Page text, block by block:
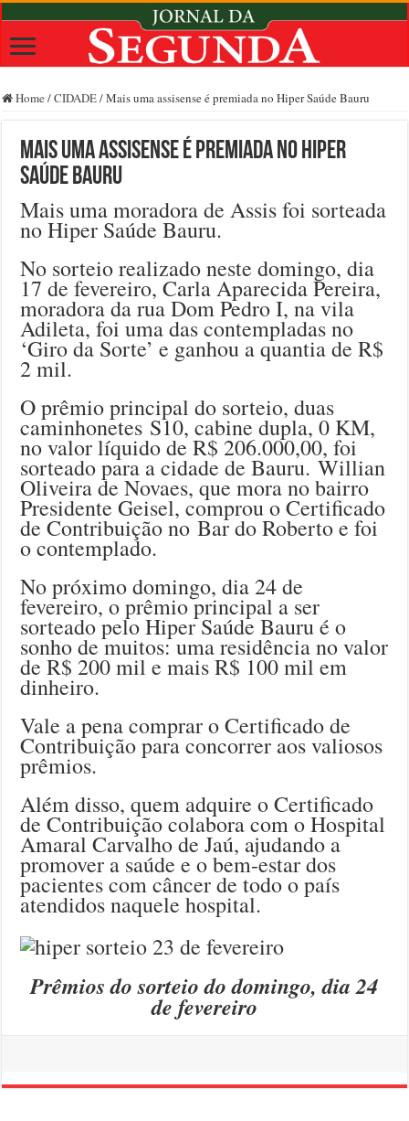
Home /CIDADE/Mais uma assisense é premiada no Hiper Saúde Bauru
Mais uma assisense é premiada no Hiper
Saúde Bauru
Mais uma moradora de Assis foi sorteada
no Hiper Saúde Bauru.
No sorteio realizado neste domingo, dia
17 de fevereiro, Carla Aparecida Pereira,
moradora da rua Dom Pedro I, na vila
Adileta, foi uma das contempladas no
‘Giro da Sorte’ e ganhou a quantia de R$
2 mil.
O prêmio principal do sorteio, duas
caminhonetes S10, cabine dupla, 0 KM,
no valor líquido de R$ 206.000,00, foi
sorteado para a cidade de Bauru. Willian
Oliveira de Novaes, que mora no bairro
Presidente Geisel, comprou o Certificado
de Contribuição no Bar do Roberto e foi
o contemplado.
No próximo domingo, dia 24 de
fevereiro, o prêmio principal a ser
sorteado pelo Hiper Saúde Bauru é o
sonho de muitos: uma residência no valor
de R$ 200 mil e mais R$ 100 mil em
dinheiro.
Vale a pena comprar o Certificado de
Contribuição para concorrer aos valiosos
prêmios.
Além disso, quem adquire o Certificado
de Contribuição colabora com o Hospital
Amaral Carvalho de Jaú, ajudando a
promover a saúde e o bem-estar dos
pacientes com câncer de todo o país
atendidos naquele hospital.
Prêmios do sorteio do domingo, dia 24
de fevereiro